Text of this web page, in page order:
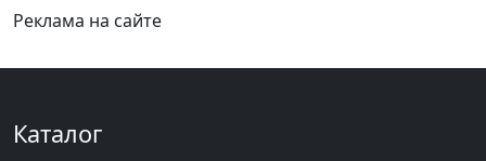
Реклама на сайте
Каталог